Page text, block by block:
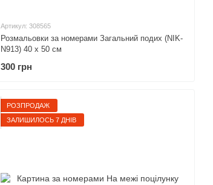
Артикул: 308565
Розмальовки за номерами Загальний подих (NIK-
N913) 40 х 50 см
300 грн
РОЗПРОДАЖ
ЗАЛИШИЛОСЬ 7 ДНІВ